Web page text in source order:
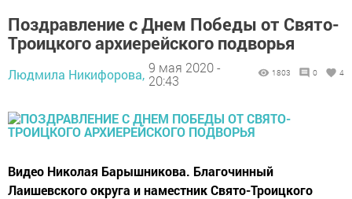
Поздравление с Днем Победы от Свято-
Троицкого архиерейского подворья
Людмила Никифорова, 9 мая 2020 -
20:43
1803 0 4
Видео Николая Барышникова. Благочинный
Лаишевского округа и наместник Свято-Троицкого